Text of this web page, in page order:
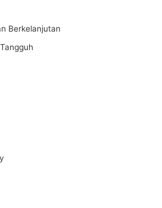
Berkelanjutan